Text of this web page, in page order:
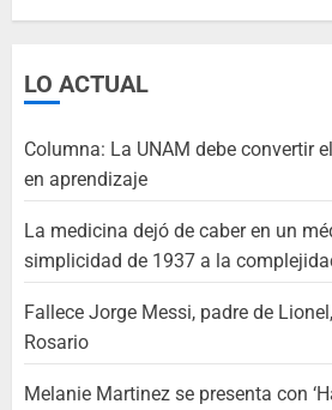
LO ACTUAL
Columna: La UNAM debe convertir
en aprendizaje
La medicina dejó de caber en un
simplicidad de 1937 a la
Fallece Jorge Messi, padre de
Rosario
Melanie Martinez se presenta con